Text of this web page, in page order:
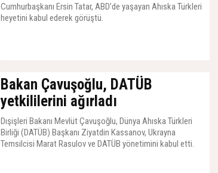
Cumhurbaşkanı Ersin Tatar, ABD’de yaşayan Ahıska Türkleri
heyetini kabul ederek görüştü.
Bakan Çavuşoğlu, DATÜB
yetkililerini ağırladı
Dışişleri Bakanı Mevlüt Çavuşoğlu, Dünya Ahıska Türkleri
Birliği (DATÜB) Başkanı Ziyatdin Kassanov, Ukrayna
Temsilcisi Marat Rasulov ve DATÜB yönetimini kabul etti.